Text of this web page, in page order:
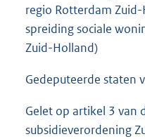
regio Rotterdam
spreiding sociale
Zuid-Holland)
Gedeputeerde staten
Gelet op artikel 3 van
subsidieverordening